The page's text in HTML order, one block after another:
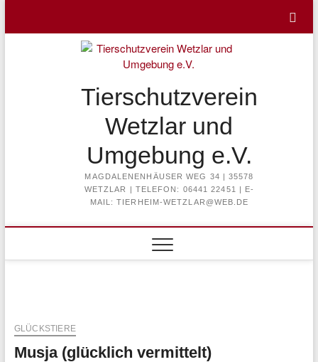
content
Tierschutzverein
Wetzlar und
Umgebung e.V.
MAGDALENENHÄUSER WEG 34 | 35578
WETZLAR | TELEFON: 06441 22451 | E-
MAIL: TIERHEIM-WETZLAR@WEB.DE
GLÜCKSTIERE
Musja (glücklich vermittelt)